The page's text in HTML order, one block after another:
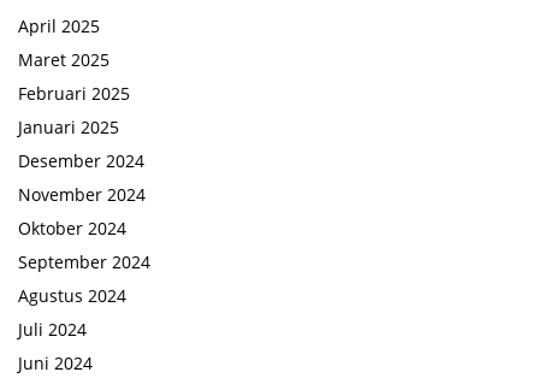
April 2025
Maret 2025
Februari 2025
Januari 2025
Desember 2024
November 2024
Oktober 2024
September 2024
Agustus 2024
Juli 2024
Juni 2024